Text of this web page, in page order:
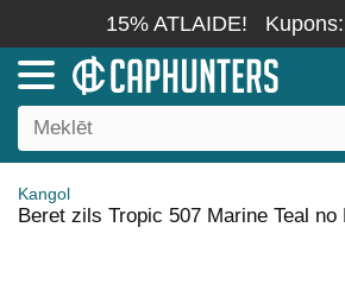
15% ATLAIDE! Kupons:
Kangol
Beret zils Tropic 507 Marine Teal no